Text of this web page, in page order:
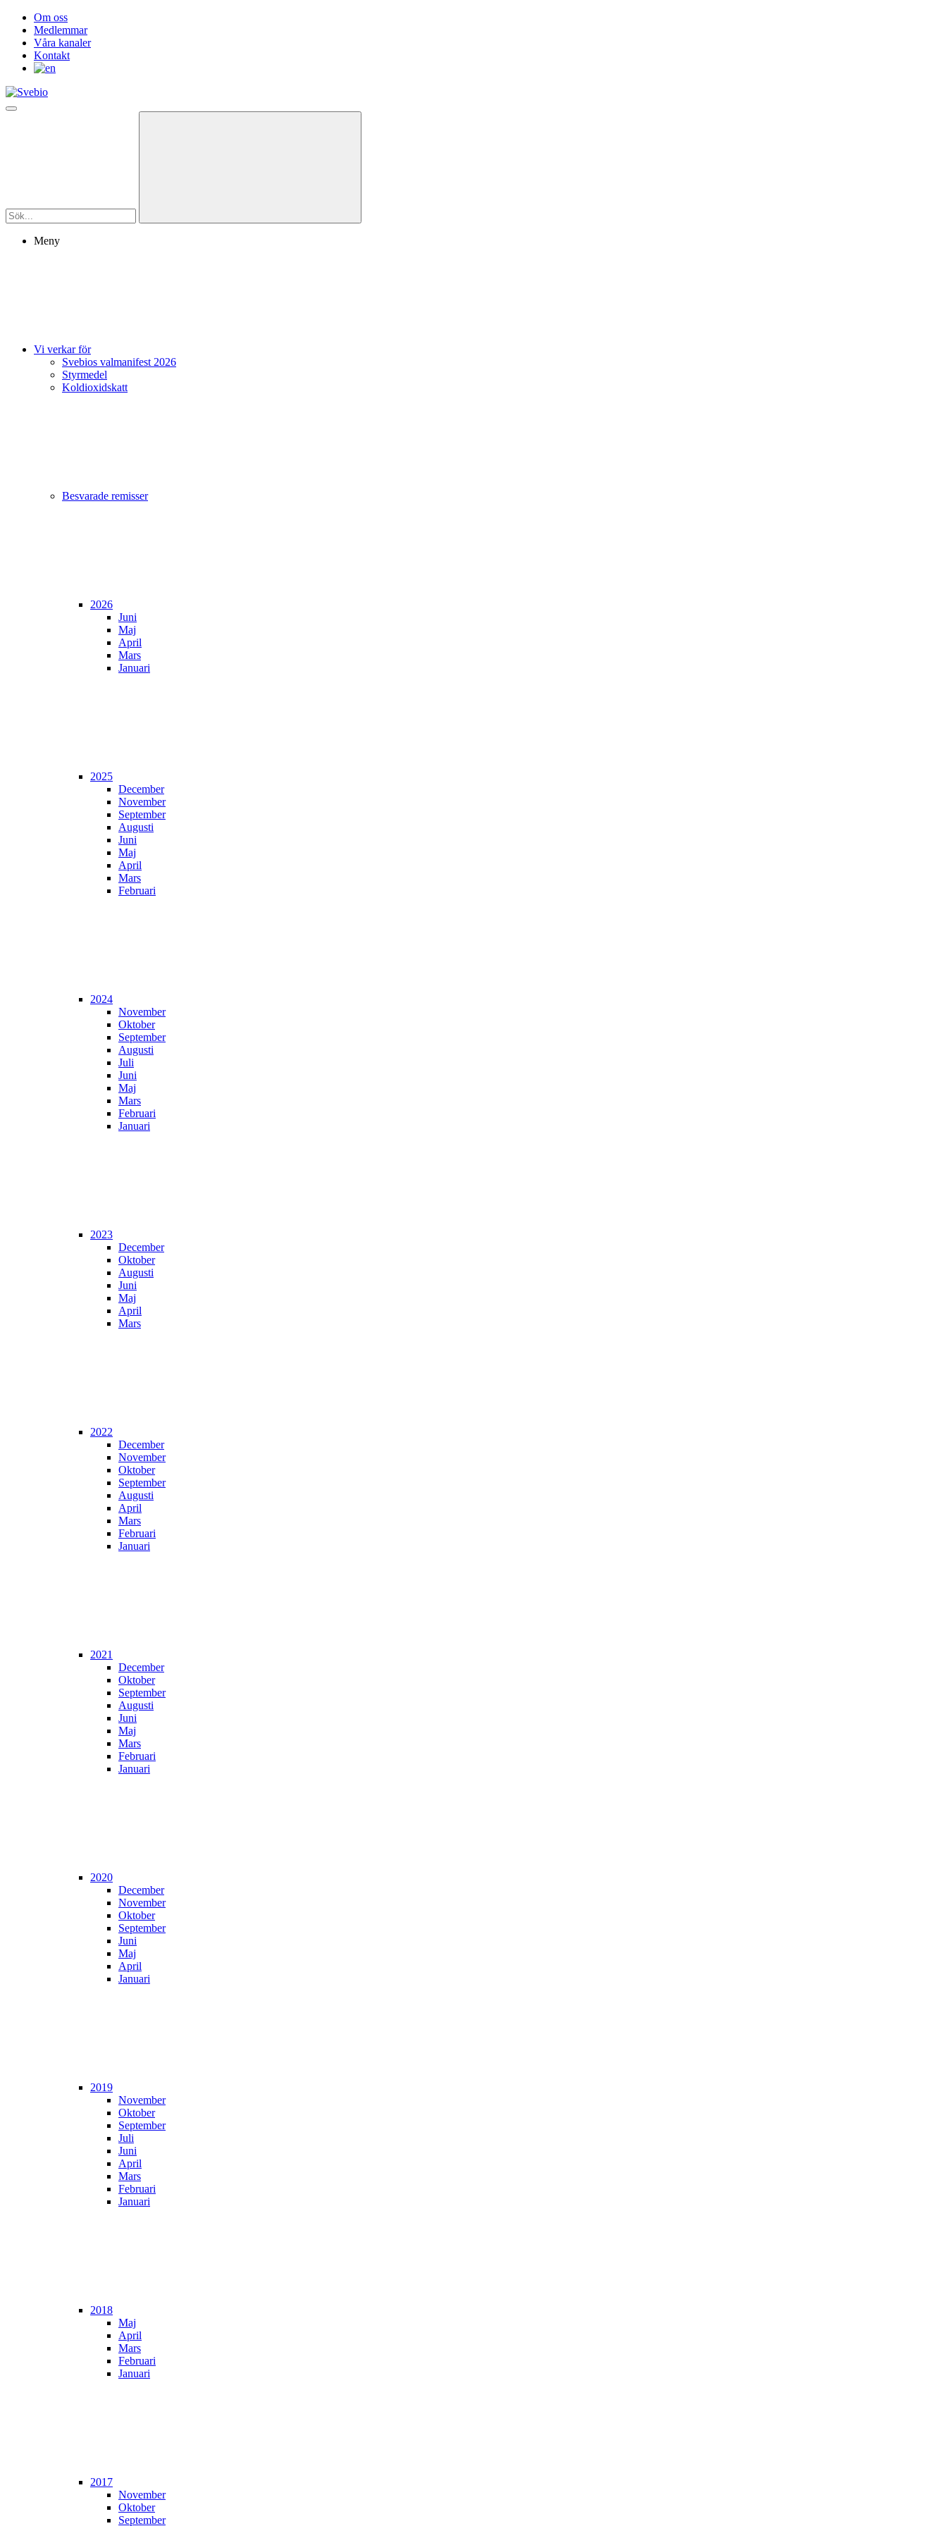
Om oss
Medlemmar
Våra kanaler
Kontakt
Meny
Vi verkar för
Svebios valmanifest 2026
Styrmedel
Koldioxidskatt
Besvarade remisser
2026
Juni
Maj
April
Mars
Januari
2025
December
November
September
Augusti
Juni
Maj
April
Mars
Februari
2024
November
Oktober
September
Augusti
Juli
Juni
Maj
Mars
Februari
Januari
2023
December
Oktober
Augusti
Juni
Maj
April
Mars
2022
December
November
Oktober
September
Augusti
April
Mars
Februari
Januari
2021
December
Oktober
September
Augusti
Juni
Maj
Mars
Februari
Januari
2020
December
November
Oktober
September
Juni
Maj
April
Januari
2019
November
Oktober
September
Juli
Juni
April
Mars
Februari
Januari
2018
Maj
April
Mars
Februari
Januari
2017
November
Oktober
September